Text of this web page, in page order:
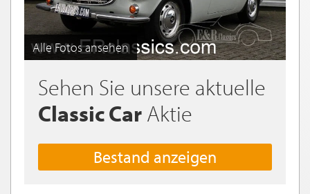
Alle Fotos ansehen
Sehen Sie unsere aktuelle
Classic Car Aktie
Bestand anzeigen